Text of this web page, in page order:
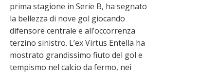
prima stagione in Serie B, ha segnato
la bellezza di nove gol giocando
difensore centrale e all’occorrenza
terzino sinistro. L’ex Virtus Entella ha
mostrato grandissimo fiuto del gol e
tempismo nel calcio da fermo, nei